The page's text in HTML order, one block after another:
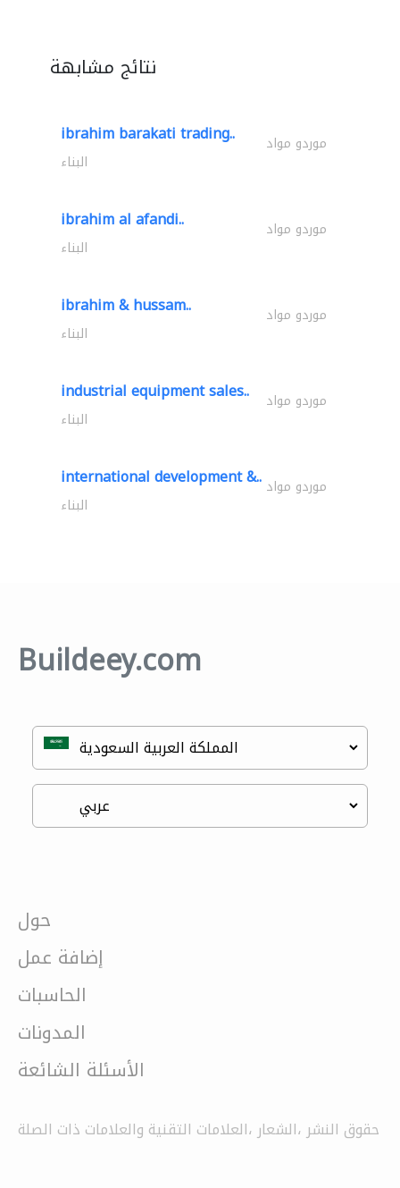
نتائج مشابهة
ibrahim barakati trading.. موردو مواد
البناء
ibrahim al afandi.. موردو مواد
البناء
ibrahim & hussam.. موردو مواد
البناء
industrial equipment sales.. موردو مواد
البناء
international development &.. موردو مواد
البناء
Buildeey.com
حول
إضافة عمل
الحاسبات
المدونات
الأسئلة الشائعة
حقوق النشر ،الشعار ،العلامات التقنية والعلامات ذات الصلة